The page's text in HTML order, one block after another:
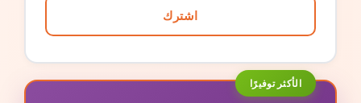
اشترك
الأكثر توفيرًا